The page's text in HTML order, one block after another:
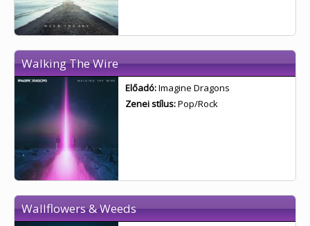
Walking The Wire
Előadó:Imagine Dragons
Zenei stílus:Pop/Rock
Wallflowers & Weeds